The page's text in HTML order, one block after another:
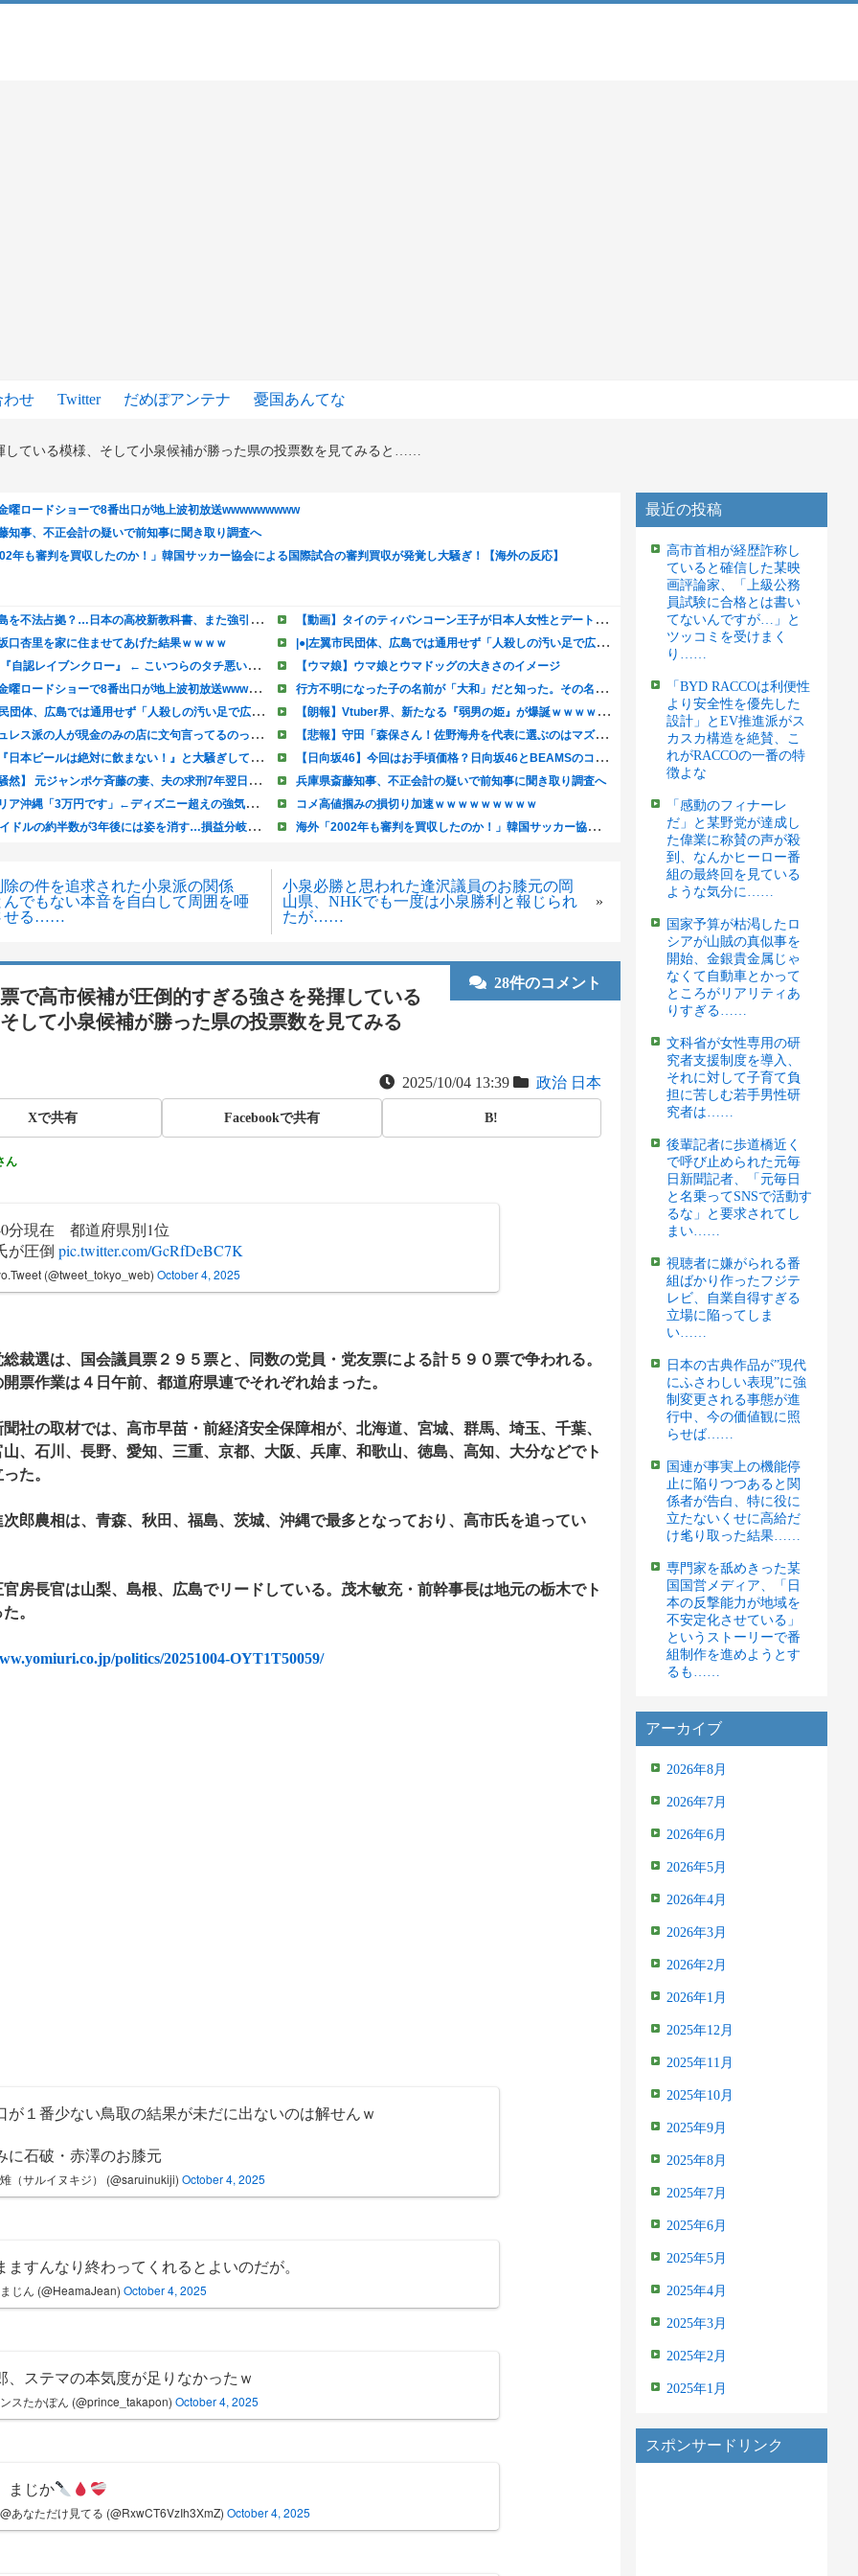
わせ Twitter だめぽアンテナ 憂国あんてな
している模様、そして小泉候補が勝った県の投票数を見てみると……
除の件を追求された小泉派の関係
んでもない本音を自白して周囲を唖
せる……
小泉必勝と思われた逢沢議員のお膝元の岡
山県、NHKでも一度は小泉勝利と報じられ
たが……
»
28件のコメント
で高市候補が圧倒的すぎる強さを発揮している
して小泉候補が勝った県の投票数を見てみる
2025/10/04 13:39 政治 日本
Xで共有 Facebookで共有 B!
ん
分現在 都道府県別1位
が圧倒 pic.twitter.com/GcRfDeBC7K
(@tweet_tokyo_web) October 4, 2025
裁選は、国会議員票２９５票と、同数の党員・党友票による計５９０票で争われる。
票作業は４日午前、都道府県連でそれぞれ始まった。
社の取材では、高市早苗・前経済安全保障相が、北海道、宮城、群馬、埼玉、千葉、
、石川、長野、愛知、三重、京都、大阪、兵庫、和歌山、徳島、高知、大分などでト
た。
郎農相は、青森、秋田、福島、茨城、沖縄で最多となっており、高市氏を追ってい
房長官は山梨、島根、広島でリードしている。茂木敏充・前幹事長は地元の栃木でト
。
politics/20251004-OYT1T50059/
が１番少ない鳥取の結果が未だに出ないのは解せんｗ
に石破・赤澤のお膝元
（サルイヌキジ） (@saruinukiji) October 4, 2025
ますんなり終わってくれるとよいのだが。
じん (@HeamaJean) October 4, 2025
、ステマの本気度が足りなかったｗ
スたかぽん (@prince_takapon) October 4, 2025
まじか
あなただけ見てる (@RxwCT6VzIh3XmZ) October 4, 2025
最近の投稿
高市首相が経歴詐称し
ていると確信した某映
画評論家、「上級公務
員試験に合格とは書い
てないんですが…」と
ツッコミを受けまく
り……
「BYD RACCOは利便性
より安全性を優先した
設計」とEV推進派がス
カスカ構造を絶賛、こ
れがRACCOの一番の特
徴よな
「感動のフィナーレ
だ」と某野党が達成し
た偉業に称賛の声が殺
到、なんかヒーロー番
組の最終回を見ている
ような気分に……
国家予算が枯渇したロ
シアが山賊の真似事を
開始、金銀貴金属じゃ
なくて自動車とかって
ところがリアリティあ
りすぎる……
文科省が女性専用の研
究者支援制度を導入、
それに対して子育て負
担に苦しむ若手男性研
究者は……
後輩記者に歩道橋近く
で呼び止められた元毎
日新聞記者、「元毎日
と名乗ってSNSで活動す
るな」と要求されてし
まい……
視聴者に嫌がられる番
組ばかり作ったフジテ
レビ、自業自得すぎる
立場に陥ってしま
い……
日本の古典作品が”現代
にふさわしい表現”に強
制変更される事態が進
行中、今の価値観に照
らせば……
国連が事実上の機能停
止に陥りつつあると関
係者が告白、特に役に
立たないくせに高給だ
け毟り取った結果……
専門家を舐めきった某
国国営メディア、「日
本の反撃能力が地域を
不安定化させている」
というストーリーで番
組制作を進めようとす
るも……
アーカイブ
2026年8月
2026年7月
2026年6月
2026年5月
2026年4月
2026年3月
2026年2月
2026年1月
2025年12月
2025年11月
2025年10月
2025年9月
2025年8月
2025年7月
2025年6月
2025年5月
2025年4月
2025年3月
2025年2月
2025年1月
スポンサードリンク